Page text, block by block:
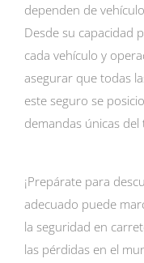
dependen de
Desde su capacidad
cada vehículo y
asegurar que todas
este seguro se
demandas únicas
¡Prepárate para
adecuado puede
la seguridad en
las pérdidas en el